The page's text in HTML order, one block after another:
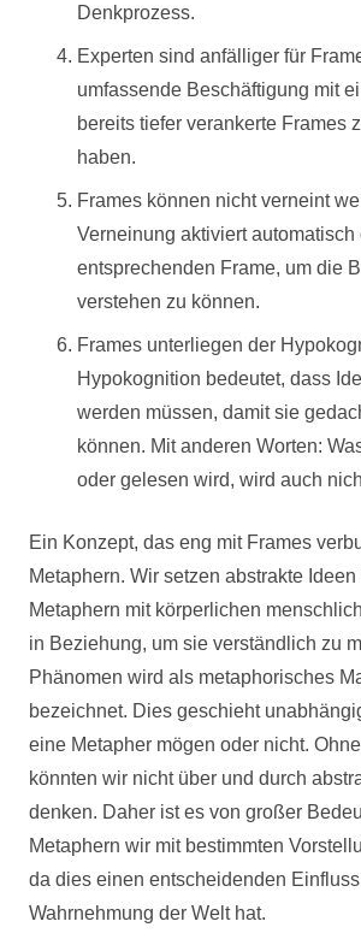
Denkprozess.
Experten sind anfälliger für
umfassende Beschäftigung mit
bereits tiefer verankerte Frames
haben.
Frames können nicht verneint
Verneinung aktiviert automatisch
entsprechenden Frame, um die
verstehen zu können.
Frames unterliegen der
Hypokognition bedeutet, dass
werden müssen, damit sie
können. Mit anderen Worten:
oder gelesen wird, wird auch
Ein Konzept, das eng mit Frames
Metaphern. Wir setzen abstrakte
Metaphern mit körperlichen
in Beziehung, um sie verständlich zu
Phänomen wird als metaphorisches
bezeichnet. Dies geschieht
eine Metapher mögen oder nicht.
könnten wir nicht über und durch
denken. Daher ist es von großer
Metaphern wir mit bestimmten
da dies einen entscheidenden
Wahrnehmung der Welt hat.